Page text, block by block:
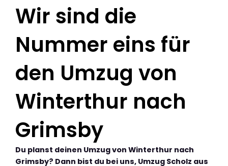
Wir sind die
Nummer eins für
den Umzug von
Winterthur nach
Grimsby
Du planst deinen Umzug von Winterthur nach
Grimsby? Dann bist du bei uns, Umzug Scholz aus